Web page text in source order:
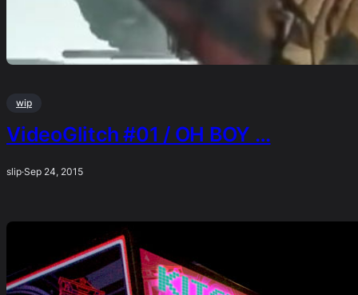
wip
VideoGlitch #01 / OH BOY …
slip·Sep 24, 2015